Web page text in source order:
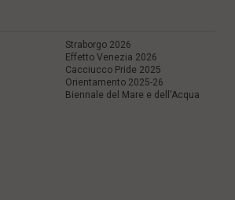
Straborgo 2026
Effetto Venezia 2026
Cacciucco Pride 2025
Orientamento 2025-26
Biennale del Mare e dell'Acqua